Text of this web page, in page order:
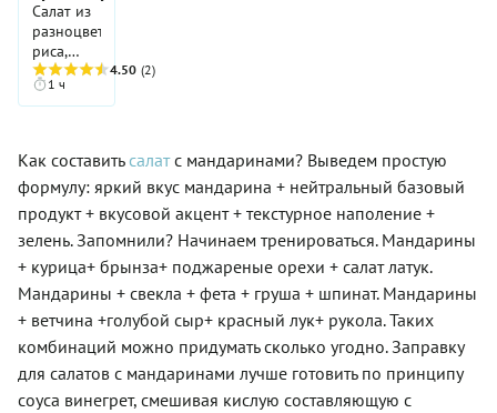
орехи,
которые
так
богаты
насыщенное
мясо
индейки —
это
идеальный
состав
для
пополнения
запасов
витаминов
и
микроэлементов
маслом,
Ну а
перчить в
таком
случае
тоже не
стоит.
простой в
приготовлении.
Станет
украшением
стола для
Салат из
разноцветного
риса,
болгарского
перца и
мандаринов.
4.50 (2)
1 ч
Как составить салатс мандаринами? Выведем простую
формулу: яркий вкус мандарина + нейтральный базовый
продукт + вкусовой акцент + текстурное наполение +
зелень. Запомнили? Начинаем тренироваться. Мандарины
+ курица+ брынза+ поджареные орехи + салат латук.
Мандарины + свекла + фета + груша + шпинат. Мандарины
+ ветчина +голубой сыр+ красный лук+ рукола. Таких
комбинаций можно придумать сколько угодно. Заправку
для салатов с мандаринами лучше готовить по принципу
соуса винегрет, смешивая кислую составляющую с